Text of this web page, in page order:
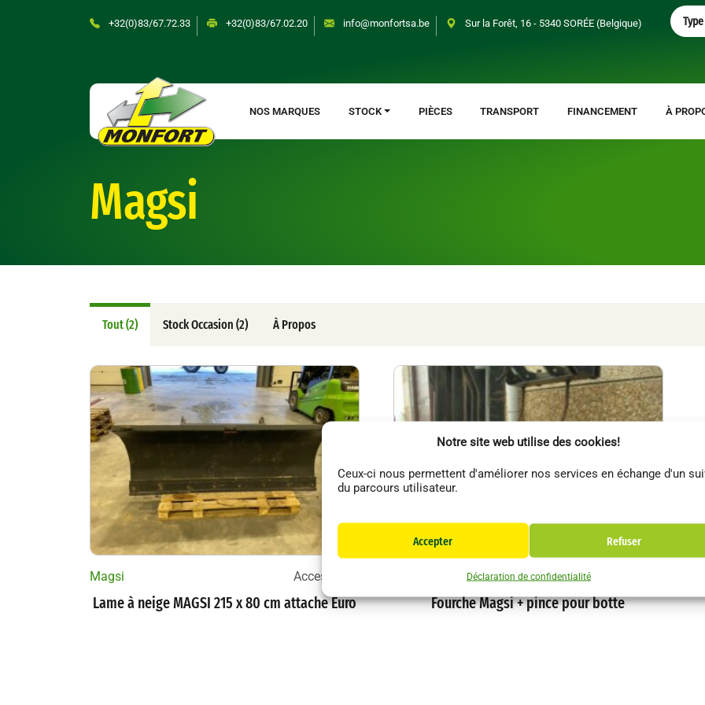
Notre site web utilise des cookies!
Ceux-ci nous permettent d'améliorer nos services en échange d'un
du parcours utilisateur.
Accepter Refuser
Déclaration de confidentialité
+32(0)83/67.72.33 +32(0)83/67.02.20 info@monfortsa.be Sur la Forêt, 16 - 5340 SORÉE (Belgique)
S
e
h
NOS MARQUES STOCK PIÈCES TRANSPORT FINANCEMENT À
Magsi
Tout (2) Stock Occasion (2) À Propos
Magsi Accessoires
Lame à neige MAGSI 215 x 80 cm attache Euro Fourche Magsi + pince pour botte